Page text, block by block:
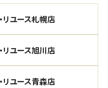
リユース札幌店
リユース旭川店
リユース青森店